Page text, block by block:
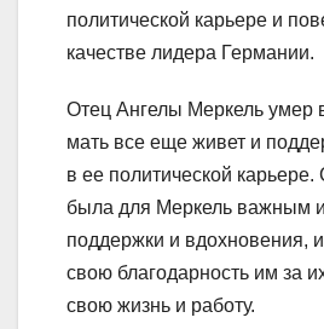
политической карьере и
качестве лидера Германии.
Отец Ангелы Меркель умер
мать все еще живет и
в ее политической карьере.
была для Меркель важным
поддержки и вдохновения,
свою благодарность им за
свою жизнь и работу.